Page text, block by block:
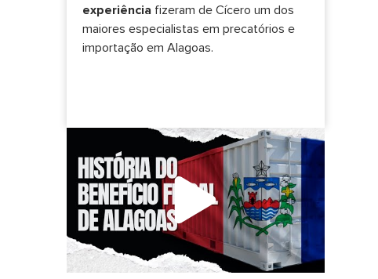
experiência fizeram de Cícero um dos
maiores especialistas em precatórios e
importação em Alagoas.